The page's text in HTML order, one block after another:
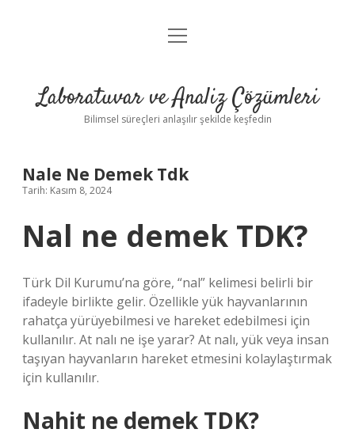
Anasayfa
Yasal Uyarı
menüyü
Laboratuvar ve Analiz Çözümleri
Bilimsel süreçleri anlaşılır şekilde keşfedin
Nale Ne Demek Tdk
Tarih: Kasım 8, 2024
Nal ne demek TDK?
Türk Dil Kurumu’na göre, “nal” kelimesi belirli bir
ifadeyle birlikte gelir. Özellikle yük hayvanlarının
rahatça yürüyebilmesi ve hareket edebilmesi için
kullanılır. At nalı ne işe yarar? At nalı, yük veya insan
taşıyan hayvanların hareket etmesini kolaylaştırmak
için kullanılır.
Nahit ne demek TDK?